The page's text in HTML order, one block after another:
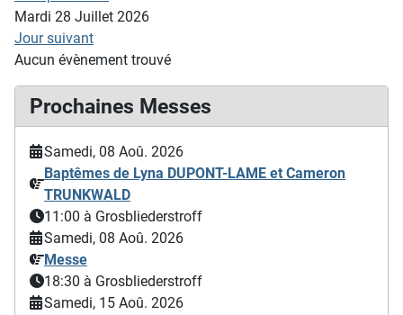
Mardi 28 Juillet 2026
Jour suivant
Aucun évènement trouvé
Prochaines Messes
Samedi, 08 Aoû. 2026
Baptêmes de Lyna DUPONT-LAME et Cameron
TRUNKWALD
11:00 à Grosbliederstroff
Samedi, 08 Aoû. 2026
Messe
18:30 à Grosbliederstroff
Samedi, 15 Aoû. 2026